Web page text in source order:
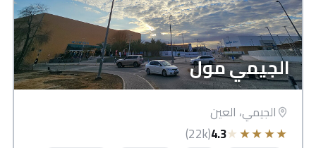
الجيمي مول
الجيمي، العين
★
★
★
★
★
4.3
(22k)